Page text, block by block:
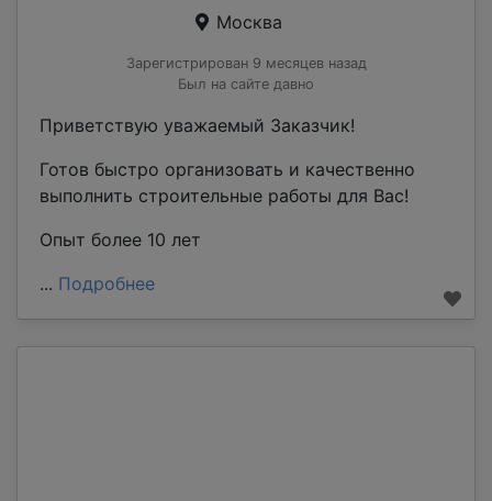
Москва
Зарегистрирован 9 месяцев назад
Был на сайте давно
Приветствую уважаемый Заказчик!
Готов быстро организовать и качественно
выполнить строительные работы для Вас!
Опыт более 10 лет
... Подробнее